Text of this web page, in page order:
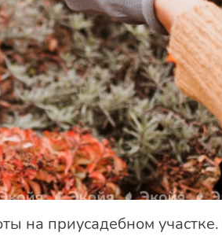
на приусадебном участке.